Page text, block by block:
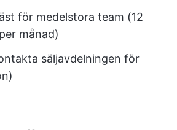
för medelstora team (12
månad)
säljavdelningen för